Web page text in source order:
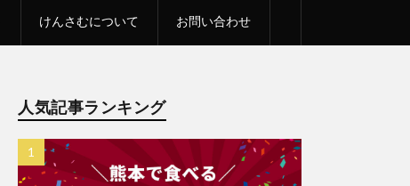
けんさむについて お問い合わせ
人気記事ランキング